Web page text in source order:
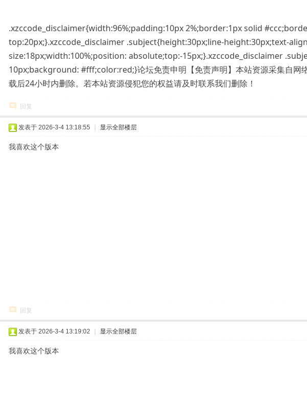
.xzccode_disclaimer{width:96%;padding:10px 2%;border:1px solid
top:20px;}.xzccode_disclaimer .subject{height:30px;line-height:30px;text-
size:18px;width:100%;position: absolute;top:-15px;}.xzccode_disclaimer
10px;background: #fff;color:red;}论坛免责申明【免责声明】本站资源采集自网
载后24小时内删除。若本站资源侵犯您的权益请及时联系我们删除！
回复
发表于 2026-3-4 13:18:55 显示全部楼层
我喜欢这个版本
回复
发表于 2026-3-4 13:19:02 显示全部楼层
我喜欢这个版本